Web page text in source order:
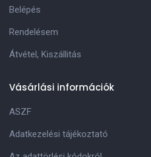
Belépés
Rendelésem
Átvétel, Kiszállitás
Vásárlási információk
ASZF
Adatkezelési tájékoztató